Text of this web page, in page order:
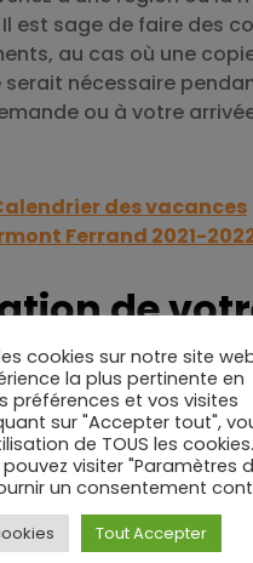
est sage de faire des
au cas où une
nécessaire
ou à votre
des vacances
Ferrand 2021-
de
la Tanzanieobtenu,
votre séjour. La
des plages de
plaines du Serengeti.
un itinéraire
distances et des
cookies sur notre site
la plus pertinente en
préférences et vos visites
sur "Accepter tout",
de TOUS les cookies.
visiter "Paramètres
un consentement
Tout Accepter